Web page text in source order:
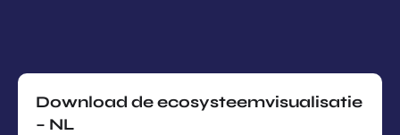
Download de ecosysteemvisualisatie
– NL